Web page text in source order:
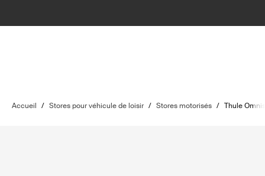
Accueil / Stores pour véhicule de loisir / Stores motorisés / Thule